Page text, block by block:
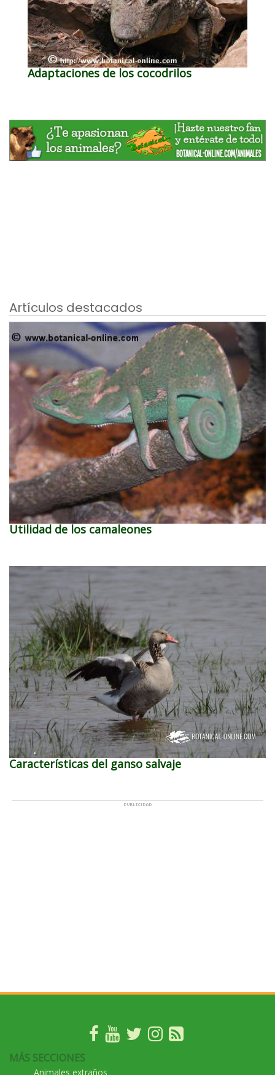
Adaptaciones de los cocodrilos
Artículos destacados
Utilidad de los camaleones
Características del ganso salvaje
MÁS SECCIONES
Animales extraños